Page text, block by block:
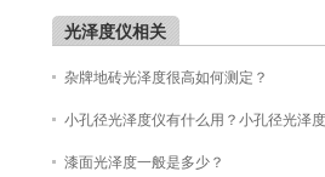
光泽度仪相关
杂牌地砖光泽度很高如何测定？
小孔径光泽度仪有什么用？小孔径光泽
漆面光泽度一般是多少？